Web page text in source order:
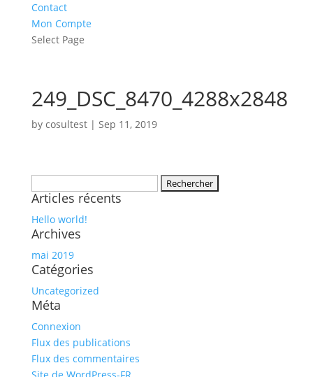
Contact
Mon Compte
Select Page
249_DSC_8470_4288x2848
by cosultest| Sep 11, 2019
Articles récents
Hello world!
Archives
mai 2019
Catégories
Uncategorized
Méta
Connexion
Flux des publications
Flux des commentaires